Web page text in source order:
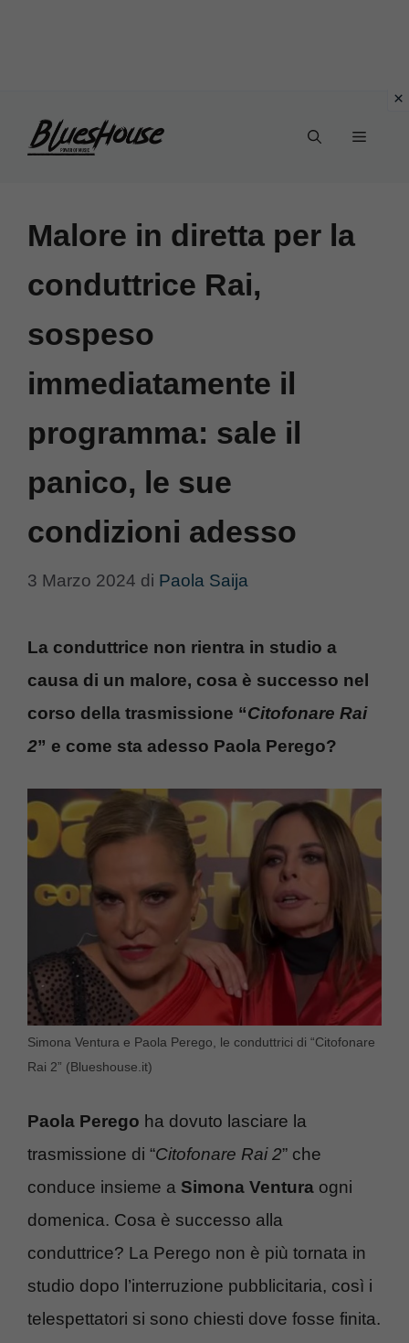
Menu
Malore in diretta per la
conduttrice Rai,
sospeso
immediatamente il
programma: sale il
panico, le sue
condizioni adesso
3 Marzo 2024 di Paola Saija
La conduttrice non rientra in studio a
causa di un malore, cosa è successo nel
corso della trasmissione “Citofonare Rai
2” e come sta adesso Paola Perego?
Simona Ventura e Paola Perego, le conduttrici di “Citofonare
Rai 2” (Blueshouse.it)
Paola Perego ha dovuto lasciare la
trasmissione di “Citofonare Rai 2” che
conduce insieme a Simona Ventura ogni
domenica. Cosa è successo alla
conduttrice? La Perego non è più tornata in
studio dopo l’interruzione pubblicitaria, così i
telespettatori si sono chiesti dove fosse finita.